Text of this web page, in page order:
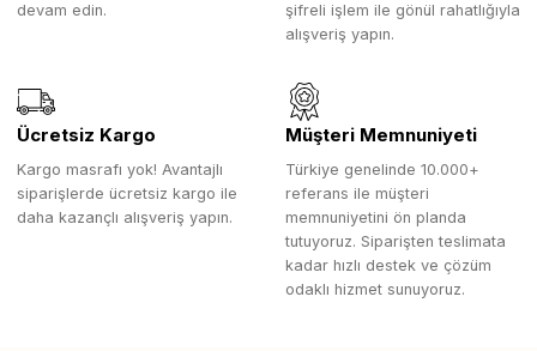
devam edin.
şifreli işlem ile gönül rahatlığıyla
alışveriş yapın.
Ücretsiz Kargo
Kargo masrafı yok! Avantajlı
siparişlerde ücretsiz kargo ile
daha kazançlı alışveriş yapın.
Müşteri Memnuniyeti
Türkiye genelinde 10.000+
referans ile müşteri
memnuniyetini ön planda
tutuyoruz. Siparişten teslimata
kadar hızlı destek ve çözüm
odaklı hizmet sunuyoruz.